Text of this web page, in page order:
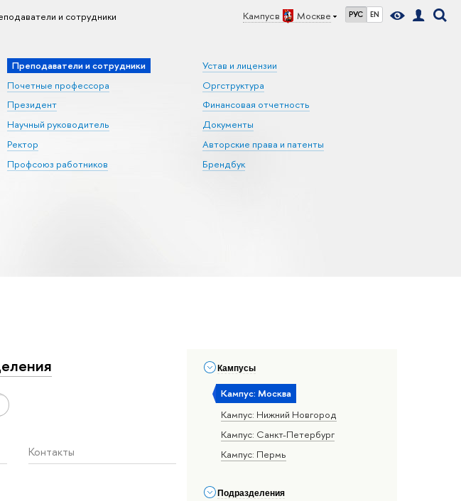
Кампус в Москве РУС EN
и сотрудники
Преподаватели и сотрудники
Почетные профессора
Президент
Научный руководитель
Ректор
Профсоюз работников
Устав и лицензии
Оргструктура
Финансовая отчетность
Документы
Авторские права и патенты
Брендбук
Кампусы
Кампус: Москва
Кампус: Нижний Новгород
Кампус: Санкт-Петербург
Кампус: Пермь
Подразделения
Контакты